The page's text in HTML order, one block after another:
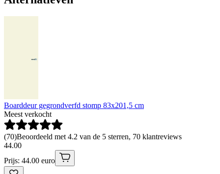
Boarddeur gegrondverfd stomp 83x201,5 cm
Meest verkocht
(70)Beoordeeld met 4.2 van de 5 sterren, 70 klantreviews
44.00
Prijs: 44.00 euro